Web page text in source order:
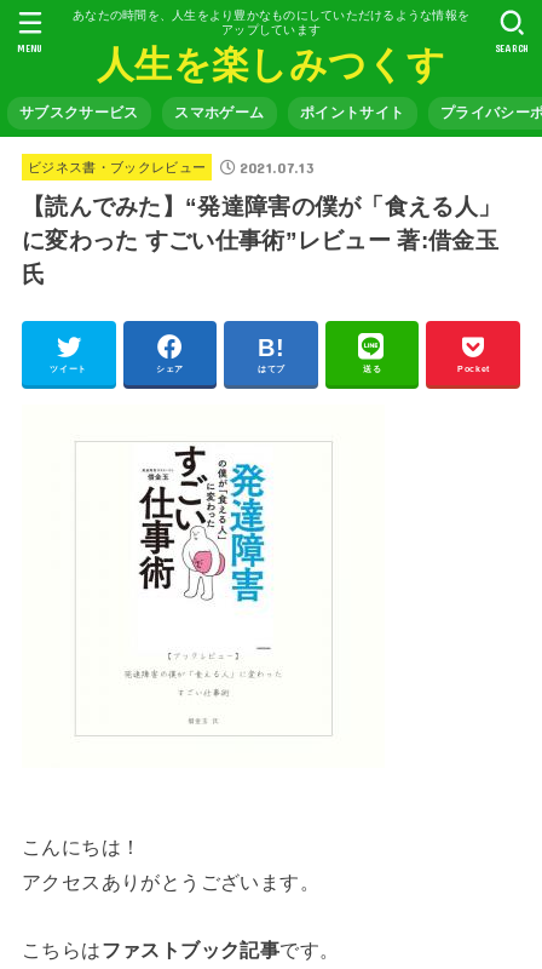
あなたの時間を、人生をより豊かなものにしていただけるような情報を
アップしています
人生を楽しみつくす
サブスクサービス スマホゲーム ポイントサイト プライバシー
SEARCH
MENU
ビジネス書・ブックレビュー 2021.07.13
【読んでみた】“発達障害の僕が「食える人」
に変わった すごい仕事術”レビュー 著:借金玉
氏
ツイート シェア はてブ 送る Pocket
こんにちは！
アクセスありがとうございます。
こちらはファストブック記事です。